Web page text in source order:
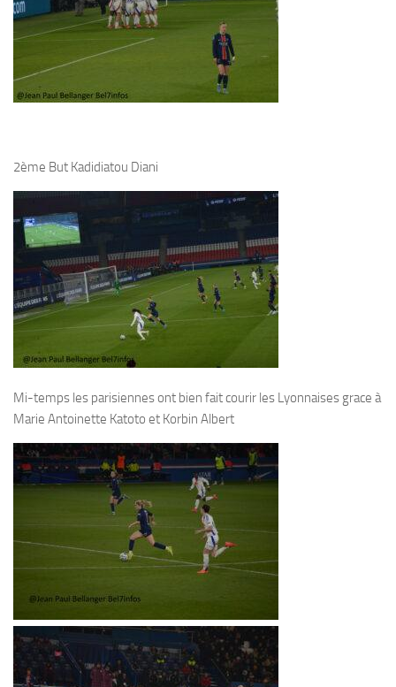
2ème But Kadidiatou Diani
Mi-temps les parisiennes ont bien fait courir les Lyonnaises grace à
Marie Antoinette Katoto et Korbin Albert